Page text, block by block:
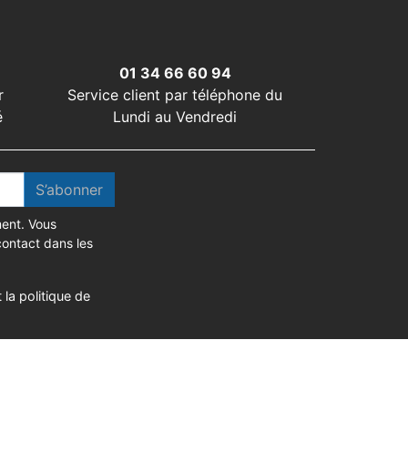
01 34 66 60 94
Service client par téléphone du
Lundi au Vendredi
S’abonner
Vous
dans les
la politique de